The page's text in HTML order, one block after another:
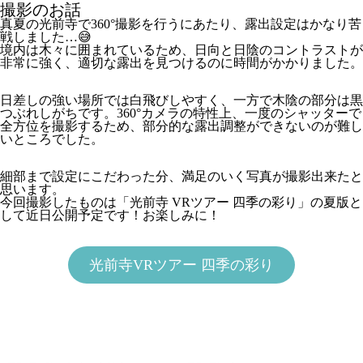
撮影のお話
真夏の光前寺で360°撮影を行うにあたり、露出設定はかなり苦
戦しました…😅
境内は木々に囲まれているため、日向と日陰のコントラストが
非常に強く、適切な露出を見つけるのに時間がかかりました。
日差しの強い場所では白飛びしやすく、一方で木陰の部分は黒
つぶれしがちです。360°カメラの特性上、一度のシャッターで
全方位を撮影するため、部分的な露出調整ができないのが難し
いところでした。
細部まで設定にこだわった分、満足のいく写真が撮影出来たと
思います。
今回撮影したものは「 光前寺 VRツアー 四季の彩り 」の夏版と
して近日公開予定です！お楽しみに！
光前寺VRツアー 四季の彩り